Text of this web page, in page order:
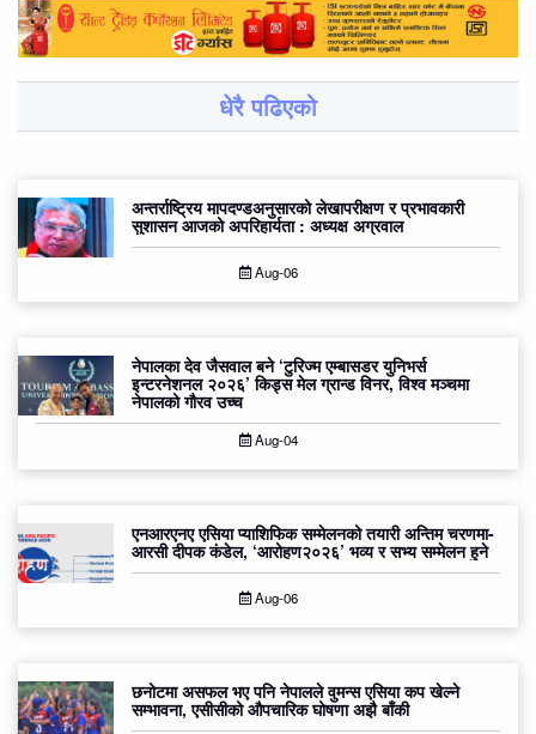
धेरै पढिएको
अन्तर्राष्ट्रिय मापदण्डअनुसारको लेखापरीक्षण र प्रभावकारी
सुशासन आजको अपरिहार्यता : अध्यक्ष अग्रवाल
Aug-06
नेपालका देव जैसवाल बने ‘टुरिज्म एम्बासडर युनिभर्स
इन्टरनेशनल २०२६’ किड्स मेल ग्रान्ड विनर, विश्व मञ्चमा
नेपालको गौरव उच्च
Aug-04
एनआरएनए एसिया प्याशिफिक सम्मेलनको तयारी अन्तिम चरणमा-
आरसी दीपक कंडेल, ‘आरोहण२०२६’ भव्य र सभ्य सम्मेलन हुने
Aug-06
छनोटमा असफल भए पनि नेपालले वुमन्स एसिया कप खेल्ने
सम्भावना, एसीसीको औपचारिक घोषणा अझै बाँकी